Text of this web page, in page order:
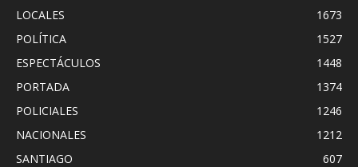
LOCALES
1673
POLÍTICA
1527
ESPECTÁCULOS
1448
PORTADA
1374
POLICIALES
1246
NACIONALES
1212
SANTIAGO
607